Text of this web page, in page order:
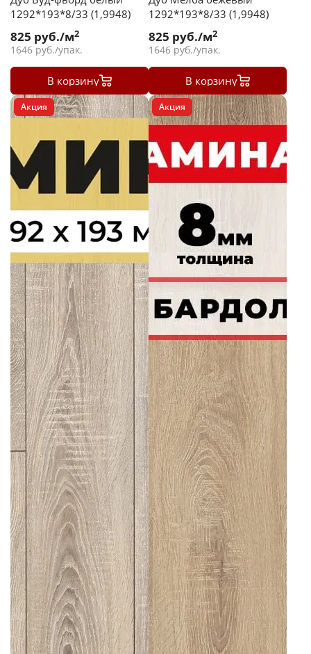
1292*193*8/33 (1,9948)
825 руб./м2
1646 руб./упак.
В корзину
1292*193*8/33 (1,9948)
825 руб./м2
1646 руб./упак.
В корзину
Акция Акция